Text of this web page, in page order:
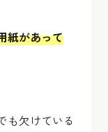
紙があって
も欠けている